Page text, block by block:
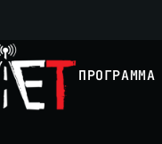
ΠΡΟΓΡΑΜΜΑ